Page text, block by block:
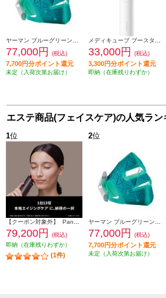
77,000円 (税込)
7,700円分ポイント還元
未定（入荷次第お届け）
33,000円 (税込)
3,300円分ポイント還元
即納（在庫残りわずか）
エステ商品(フェイスケア)の人気ラン
1位
79,200円
(税込)
即納（在庫残りわずか）
(1件)
2位
77,000円 (税込)
7,700円分ポイント還元
未定（入荷次第お届け）